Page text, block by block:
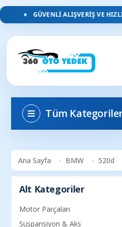
GÜVENLI ALIŞVERIŞ VE HIZLI
Tüm
Ana Sayfa BMW 520d
Alt Kategoriler
Motor Parçaları
Süspansiyon & Aks